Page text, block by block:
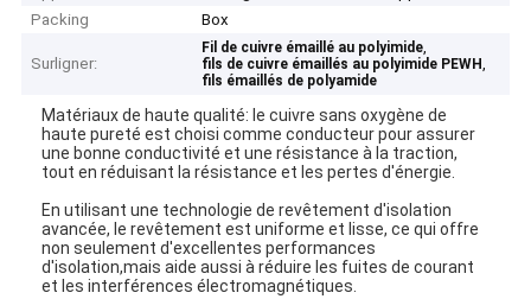
Packing
Box
Surligner:
Fil de cuivre émaillé au polyimide,
fils de cuivre émaillés au polyimide PEWH,
fils émaillés de polyamide
Matériaux de haute qualité: le cuivre sans oxygène de
haute pureté est choisi comme conducteur pour assurer
une bonne conductivité et une résistance à la traction,
tout en réduisant la résistance et les pertes d'énergie.
En utilisant une technologie de revêtement d'isolation
avancée, le revêtement est uniforme et lisse, ce qui offre
non seulement d'excellentes performances
d'isolation,mais aide aussi à réduire les fuites de courant
et les interférences électromagnétiques.